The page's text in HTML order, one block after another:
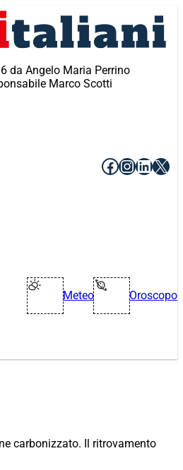
da Angelo Maria Perrino
Marco Scotti
Facebook
X
Meteo Oroscopo
carbonizzato. Il ritrovamento